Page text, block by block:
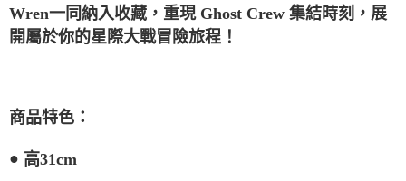
Wren一同納入收藏，重現 Ghost Crew 集結時刻，展
開屬於你的星際大戰冒險旅程！
商品特色：
● 高31cm